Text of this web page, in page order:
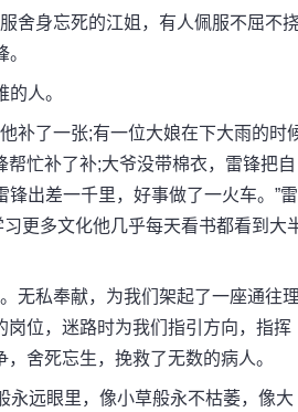
身忘死的江姐，有人佩服不屈不挠
人。
补了一张;有一位大娘在下大雨的时
忙补了补;大爷没带棉衣，雷锋把自
出差一千里，好事做了一火车。”雷
更多文化他几乎每天看书都看到大
私奉献，为我们架起了一座通往理
位，迷路时为我们指引方向，指挥
舍死忘生，挽救了无数的病人。
远眼里，像小草般永不枯萎，像大